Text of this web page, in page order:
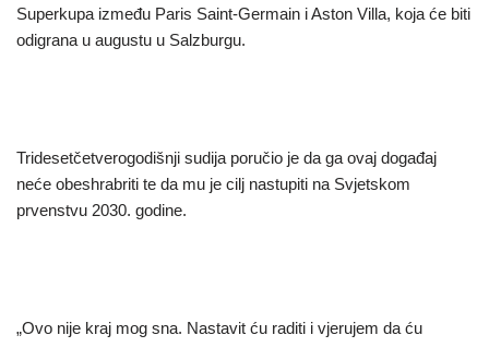
Superkupa između Paris Saint-Germain i Aston Villa, koja će biti
odigrana u augustu u Salzburgu.
Tridesetčetverogodišnji sudija poručio je da ga ovaj događaj
neće obeshrabriti te da mu je cilj nastupiti na Svjetskom
prvenstvu 2030. godine.
„Ovo nije kraj mog sna. Nastavit ću raditi i vjerujem da ću